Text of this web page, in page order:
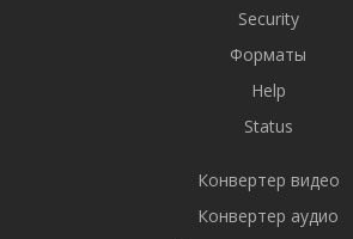
Security
Форматы
Help
Status
Конвертер видео
Конвертер аудио